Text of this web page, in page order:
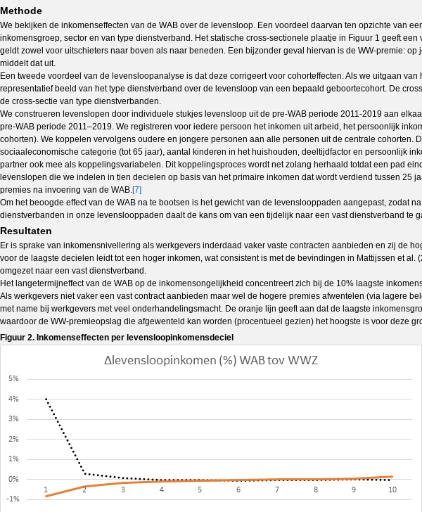
Methode
We bekijken de inkomenseffecten van de WAB over de levensloop. Een voordeel daarvan ten opzichte van
inkomensgroep, sector en van type dienstverband. Het statische cross-sectionele plaatje in Figuur 1 geeft
geldt zowel voor uitschieters naar boven als naar beneden. Een bijzonder geval hiervan is de WW-premie:
middelt dat uit.
Een tweede voordeel van de levensloopanalyse is dat deze corrigeert voor cohorteffecten. Als we uitgaan
representatief beeld van het type dienstverband over de levensloop van een bepaald geboortecohort. De
de cross-sectie van type dienstverbanden.
We construeren levenslopen door individuele stukjes levensloop uit de pre-WAB periode 2011-2019 aan
pre-WAB periode 2011–2019. We registreren voor iedere persoon het inkomen uit arbeid, het persoonlijk
cohorten). We koppelen vervolgens oudere en jongere personen aan alle personen uit de centrale
sociaaleconomische categorie (tot 65 jaar), aantal kinderen in het huishouden, deeltijdfactor en persoonlijk
partner ook mee als koppelingsvariabelen. Dit koppelingsproces wordt net zolang herhaald totdat een pad
levenslopen die we indelen in tien decielen op basis van het primaire inkomen dat wordt verdiend tussen
premies na invoering van de WAB.[7]
Om het beoogde effect van de WAB na te bootsen is het gewicht van de levenslooppaden aangepast, zodat
dienstverbanden in onze levenslooppaden daalt de kans om van een tijdelijk naar een vast dienstverband te
Resultaten
Er is sprake van inkomensnivellering als werkgevers inderdaad vaker vaste contracten aanbieden en zij de
voor de laagste decielen leidt tot een hoger inkomen, wat consistent is met de bevindingen in Mattijssen et
omgezet naar een vast dienstverband.
Het langetermijneffect van de WAB op de inkomensongelijkheid concentreert zich bij de 10% laagste
Als werkgevers niet vaker een vast contract aanbieden maar wel de hogere premies afwentelen (via lagere
met name bij werkgevers met veel onderhandelingsmacht. De oranje lijn geeft aan dat de laagste
waardoor de WW-premieopslag die afgewenteld kan worden (procentueel gezien) het hoogste is voor deze
Figuur 2. Inkomenseffecten per levensloopinkomensdeciel